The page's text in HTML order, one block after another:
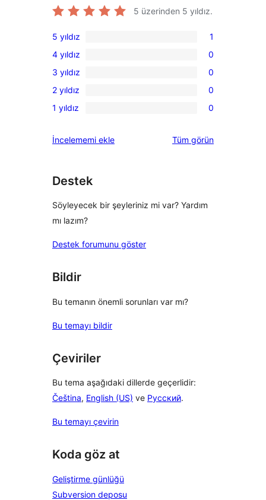
5 üzerinden 5 yıldız.
1
5
yıldızlı
inceleme
5 yıldız 1
0
4
yıldızlı
inceleme
4 yıldız 0
0
3
yıldızlı
3 yıldız 0
0
2
inceleme
2 yıldız 0
0
yıldızlı
1 yıldız 0
İncelememi ekle Tüm değerlendirmeleri
görün
Destek
Söyleyecek bir şeyleriniz mi var? Yardım
mı lazım?
Destek forumunu göster
Bildir
Bu temanın önemli sorunları var mı?
Bu temayı bildir
Çeviriler
Bu tema aşağıdaki dillerde geçerlidir:
Čeština, English (US) ve Русский.
Bu temayı çevirin
Koda göz at
Geliştirme günlüğü
Subversion deposu